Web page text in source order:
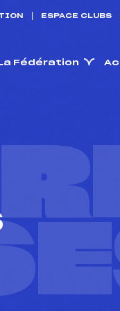
ESPACE CLUBS
Fédération